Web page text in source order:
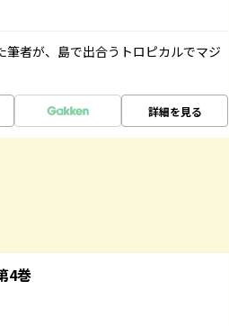
者が、島で出合うトロピカルでマジ
詳細を見る
4巻